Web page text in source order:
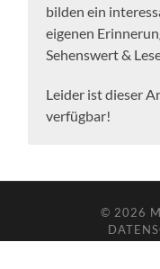
bilden ein
eigenen
Sehenswert &
Leider ist dieser
verfügbar!
© 2026